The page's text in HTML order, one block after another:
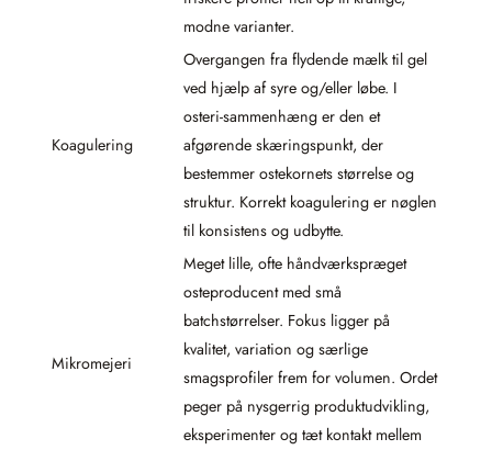
modne varianter.
Koagulering
Overgangen fra flydende mælk til gel
ved hjælp af syre og/eller løbe. I
osteri-sammenhæng er den et
afgørende skæringspunkt, der
bestemmer ostekornets størrelse og
struktur. Korrekt koagulering er nøglen
til konsistens og udbytte.
Mikromejeri
Meget lille, ofte håndværkspræget
osteproducent med små
batchstørrelser. Fokus ligger på
kvalitet, variation og særlige
smagsprofiler frem for volumen. Ordet
peger på nysgerrig produktudvikling,
eksperimenter og tæt kontakt mellem